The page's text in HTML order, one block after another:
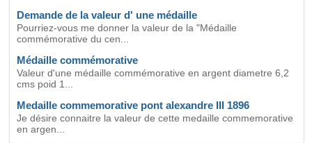
Demande de la valeur d' une médaille
Pourriez-vous me donner la valeur de la "Médaille
commémorative du cen...
Médaille commémorative
Valeur d'une médaille commémorative en argent diametre 6,2
cms poid 1...
Medaille commemorative pont alexandre III 1896
Je désire connaitre la valeur de cette medaille commemorative
en argen...